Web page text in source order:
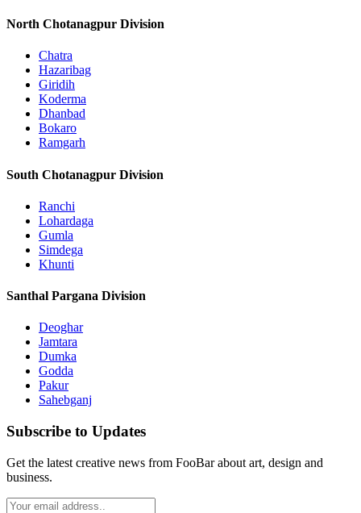
North Chotanagpur Division
Chatra
Hazaribag
Giridih
Koderma
Dhanbad
Bokaro
Ramgarh
South Chotanagpur Division
Ranchi
Lohardaga
Gumla
Simdega
Khunti
Santhal Pargana Division
Deoghar
Jamtara
Dumka
Godda
Pakur
Sahebganj
Subscribe to Updates
Get the latest creative news from FooBar about art, design and
business.